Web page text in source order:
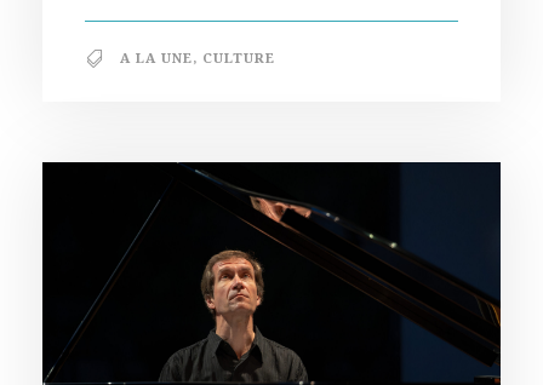
A LA UNE, CULTURE